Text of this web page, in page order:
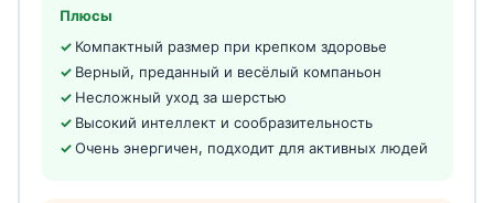
Плюсы
Компактный размер при крепком здоровье
Верный, преданный и весёлый компаньон
Несложный уход за шерстью
Высокий интеллект и сообразительность
Очень энергичен, подходит для активных людей